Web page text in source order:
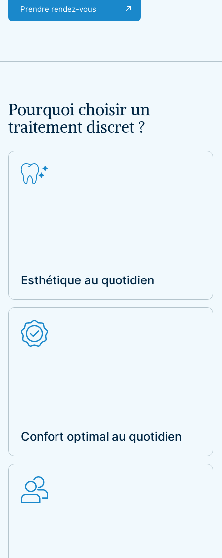
Prendre rendez-vous
Pourquoi choisir un
traitement discret ?
Esthétique au quotidien
Confort optimal au quotidien